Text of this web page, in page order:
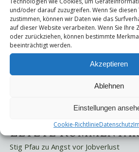
und/oder darauf zuzugreifen. Wenn Sie
zustimmen, können wir Daten wie das
auf dieser Website verarbeiten. Wenn Sie Ihre
oder zurückziehen, können bestimmte
beeinträchtigt werden.
Akzeptieren
Ablehnen
Einstellungen
Cookie-RichtlinieDatenschutz
Letzte Beiträge
Die Mentale Sicherheitsarchitektur
Wettbewerbsfähigkeit
Letzte
Stig Pfau zu Angst vor Jobverlust